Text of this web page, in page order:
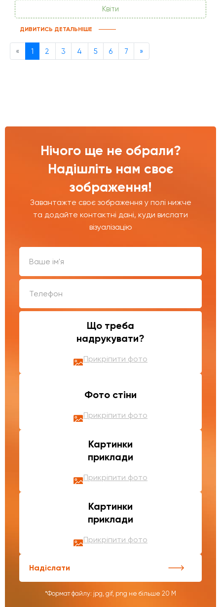
Квіти
ДИВИТИСЬ ДЕТАЛЬНІШЕ
« Previous
1 2 3 4 5 6 7 »Next
Нічого ще не обрали?
Надішліть нам своє
зображення!
Завантажте своє зображення у полі нижче
та додайте контактні дані, куди вислати
візуалізацію
Що треба
надрукувати?
Прикріпити фото
Фото стіни
Прикріпити фото
Картинки
приклади
Прикріпити фото
Картинки
приклади
Прикріпити фото
Надіслати
*Формат файлу: jpg, gif, png не більше 20 М